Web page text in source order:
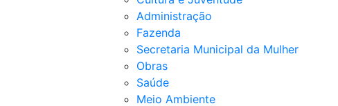
Administração
Fazenda
Secretaria Municipal da Mulher
Obras
Saúde
Meio Ambiente